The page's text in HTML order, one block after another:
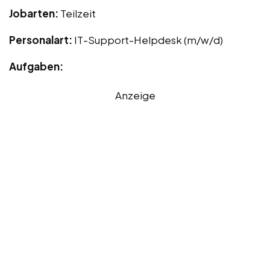
Jobarten: Teilzeit
Personalart: IT-Support-Helpdesk (m/w/d)
Aufgaben:
Anzeige